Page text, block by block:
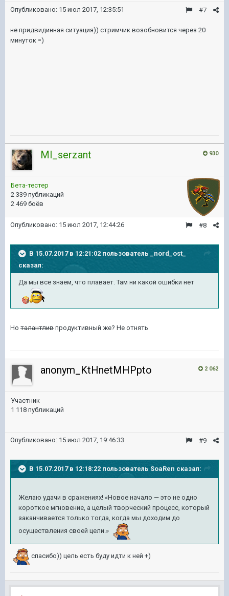
#7
Опубликовано: 15 июл 2017, 12:35:51
не придвидинная ситуация)) стримчик возобновится через 20
минуток =)
930
Ml_serzant
Бета-тестер
2 339 публикаций
2 469 боёв
#8
Опубликовано: 15 июл 2017, 12:44:26
В 15.07.2017 в 12:21:02 пользователь
_nord_ost_
сказал:
Да мы все знаем, что плавает. Там ни какой ошибки нет
Но талантлив продуктивный же? Не отнять
2 062
anonym_KtHnetMHPpto
Участник
1 118 публикаций
#9
Опубликовано: 15 июл 2017, 19:46:33
В 15.07.2017 в 12:18:22 пользователь SoaRen сказал:
Желаю удачи в сражениях! «Новое начало — это не одно
короткое мгновение, а целый творческий процесс, который
заканчивается только тогда, когда мы доходим до
осуществления своей цели.»
спасибо)) цель есть буду идти к ней +)